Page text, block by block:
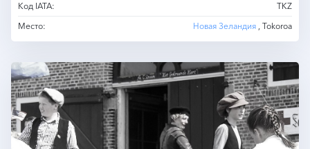
Код IATA:
TKZ
Место:
Новая Зеландия , Tokoroa